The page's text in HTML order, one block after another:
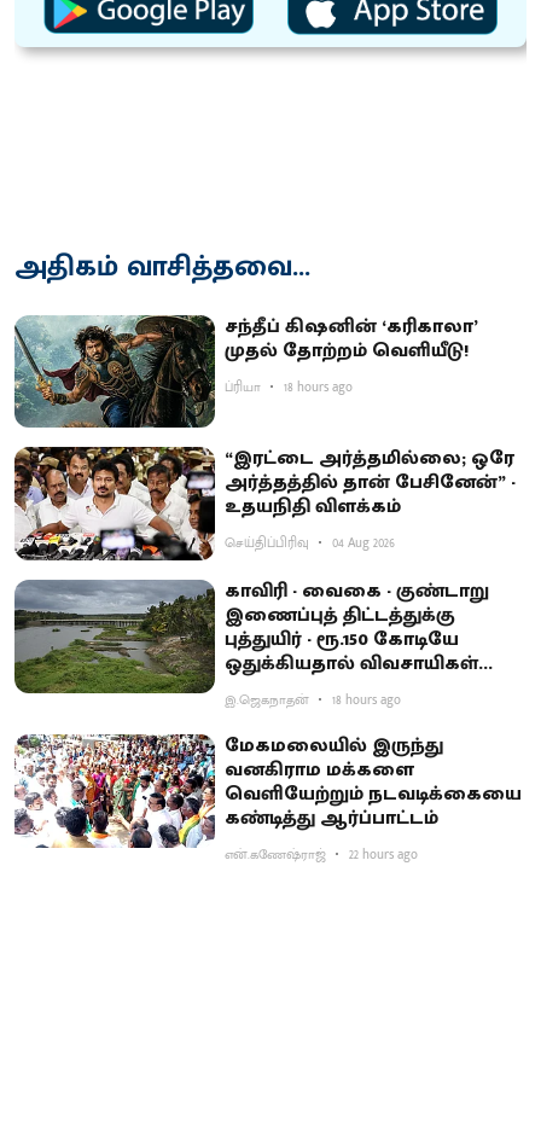
அதிகம் வாசித்தவை...
சந்தீப் கிஷனின் ‘கரிகாலா’
முதல் தோற்றம் வெளியீடு!
ப்ரியா 18 hours ago
“இரட்டை அர்த்தமில்லை; ஒரே
அர்த்தத்தில் தான் பேசினேன்” -
உதயநிதி விளக்கம்
செய்திப்பிரிவு 04 Aug 2026
காவிரி - வைகை - குண்டாறு
இணைப்புத் திட்டத்துக்கு
புத்துயிர் - ரூ.150 கோடியே
ஒதுக்கியதால் விவசாயிகள்
ஏமாற்றம்
இ.ஜெகநாதன் 18 hours ago
மேகமலையில் இருந்து
வனகிராம மக்களை
வெளியேற்றும் நடவடிக்கையை
கண்டித்து ஆர்ப்பாட்டம்
என்.கணேஷ்ராஜ் 22 hours ago